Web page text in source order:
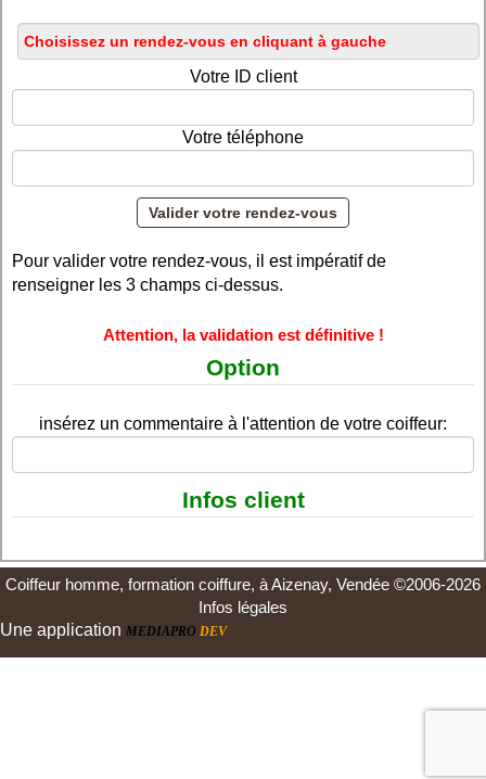
Votre ID client
Votre téléphone
Pour valider votre rendez-vous, il est impératif de
renseigner les 3 champs ci-dessus.
Attention, la validation est définitive !
Option
insérez un commentaire à l'attention de votre coiffeur:
Infos client
Coiffeur homme, formation coiffure, à Aizenay, Vendée ©2006-2026
Infos légales
Une application MEDIAPRO DEV